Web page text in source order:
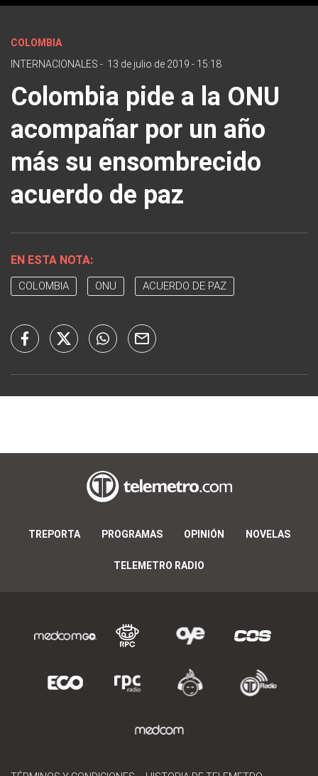
COLOMBIA
INTERNACIONALES - 13 de julio de 2019 - 15:18
Colombia pide a la ONU
acompañar por un año
más su ensombrecido
acuerdo de paz
EN ESTA NOTA:
COLOMBIA ONU ACUERDO DE PAZ
TREPORTA PROGRAMAS OPINIÓN NOVELAS
TELEMETRO RADIO